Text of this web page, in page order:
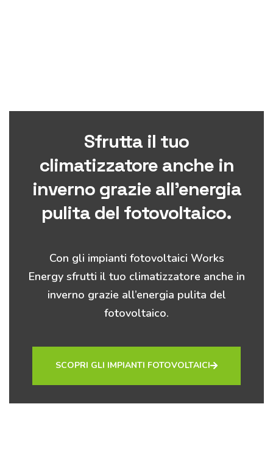
Sfrutta il tuo
climatizzatore anche in
inverno grazie all’energia
pulita del fotovoltaico.
Con gli impianti fotovoltaici Works
Energy sfrutti il tuo climatizzatore anche in
inverno grazie all’energia pulita del
fotovoltaico.
SCOPRI GLI IMPIANTI FOTOVOLTAICI